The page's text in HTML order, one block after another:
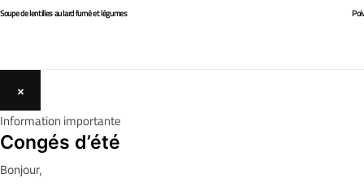
Soupe de lentilles au lard fumé et légumes
×
Information importante
Congés d’été
Bonjour,